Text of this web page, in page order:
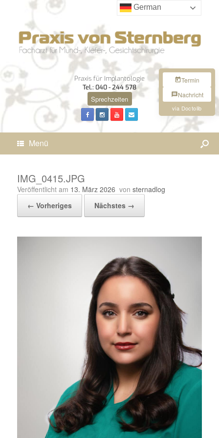
Praxis für Implantologie
Tel.: 040 - 244 578
Sprechzeiten
Menü
IMG_0415.JPG
Veröffentlicht am 13. März 2026 von sternadlog
← Vorheriges
Nächstes →
Termin
Nachricht
via Doctolib
German